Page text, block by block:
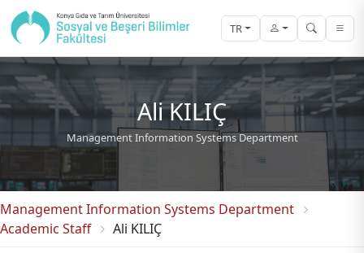
TR
Ali KILIÇ
Management Information Systems Department
Management Information Systems Department
Academic Staff
Ali KILIÇ